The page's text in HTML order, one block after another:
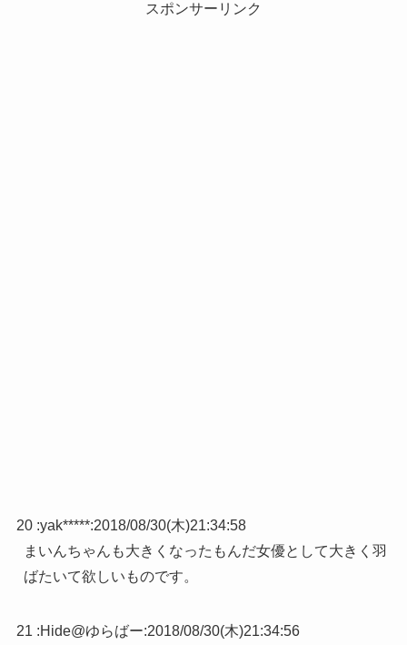
スポンサーリンク
20 :yak*****:2018/08/30(木)21:34:58
まいんちゃんも大きくなったもんだ女優として大きく羽
ばたいて欲しいものです。
21 :Hide@ゆらばー:2018/08/30(木)21:34:56